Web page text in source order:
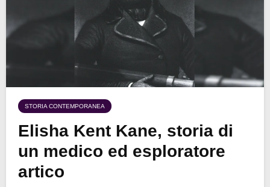
STORIA CONTEMPORANEA
Elisha Kent Kane, storia di
un medico ed esploratore
artico